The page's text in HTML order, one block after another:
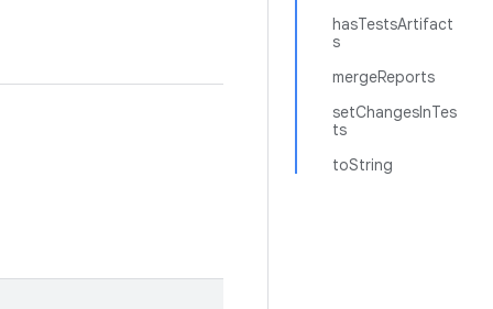
hasTestsArtifact
s
mergeReports
setChangesInTes
ts
toString